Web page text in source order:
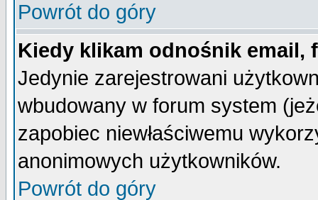
Powrót do góry
Kiedy klikam odnośnik email,
Jedynie zarejestrowani
wbudowany w forum system
zapobiec niewłaściwemu
anonimowych użytkowników.
Powrót do góry